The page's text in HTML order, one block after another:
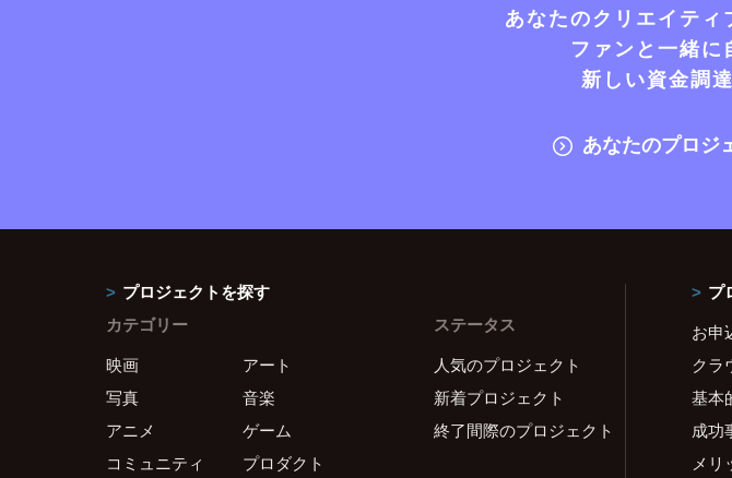
あなたのクリエイテ
ファンと一緒に
新しい資金調
あなたのプロジ
プロジェクトを探す
カテゴリー
映画
アート
写真
音楽
アニメ
ゲーム
コミュニティ
プロダクト
ステータス
人気のプロジェクト
新着プロジェクト
終了間際のプロジェクト
プ
お申
クラ
基本
成功
メリ